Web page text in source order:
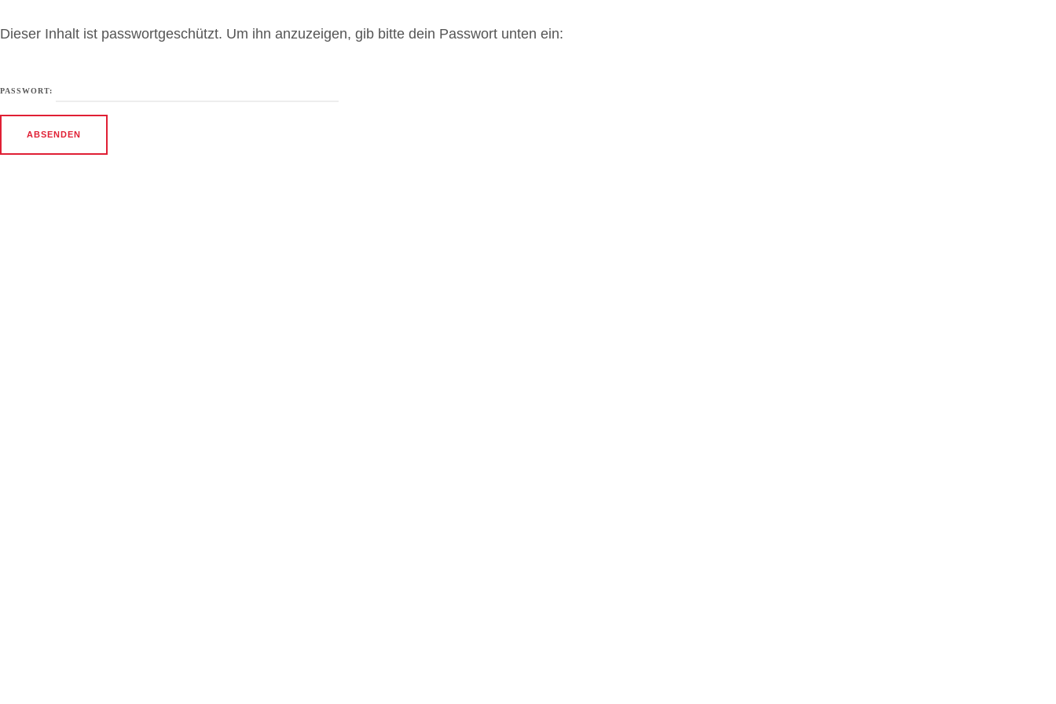
Dieser Inhalt ist passwortgeschützt. Um ihn anzuzeigen, gib bitte dein Passwort unten ein:
PASSWORT: